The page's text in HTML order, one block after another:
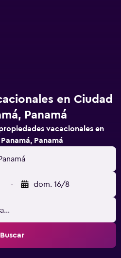
en Ciudad
Panamá
vacacionales en
Panamá
- dom. 16/8
Buscar